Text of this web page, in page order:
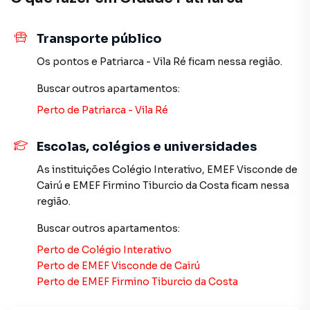
equipe pelo telefone (11) 2783-2000.
A Imobiliária Xavier e Brito tem mais opções de
terrenos, lojas e barracões para venda ou locação, além de
empreendimentos em construção ou lançamentos na
Paulo. Aqui você encontra milhares de ofertas para
vida.
Negocie seu imóvel de forma totalmente online, com
segurança e tranquilidade. Na Imobiliária Xavier e Brito
você consegue comprar ou alugar um imóvel em São Paulo
mesmo não estando na cidade e com a praticidade de
fazer tudo online, direto do seu computador ou
smartphone. Nós criamos soluções inovadoras para
simplificar a relação de proprietários, inquilinos e
Transporte público
Os pontos e Patriarca - Vila Ré ficam nessa região.
Buscar outros apartamentos:
Perto de Patriarca - Vila Ré
Escolas, colégios e universidades
As instituições Colégio Interativo, EMEF Visconde de
Cairú e EMEF Firmino Tiburcio da Costa ficam nessa
região.
Buscar outros apartamentos:
Perto de Colégio Interativo
Perto de EMEF Visconde de Cairú
Perto de EMEF Firmino Tiburcio da Costa